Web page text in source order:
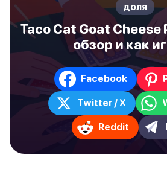
доля
Taco Cat Goat
обзор и как
Facebook
Twitter / X
Reddit